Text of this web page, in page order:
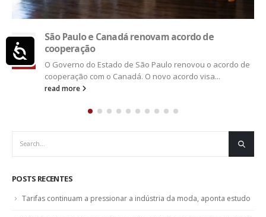
Acessibilidade
de
jan
Parceria de R$ 23,7 mi apoia pequenas
e startups
O Sebrae vai destinar R$ 23,7 milhões para projetos
Pesquisa, Desenvolvimento e Inovação (PD&I) de
read more